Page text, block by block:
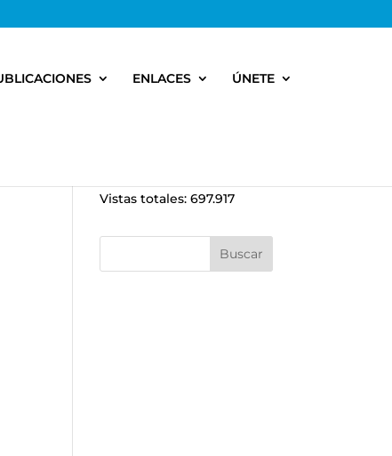
ENLACES ÚNETE
Vistas totales:697.917